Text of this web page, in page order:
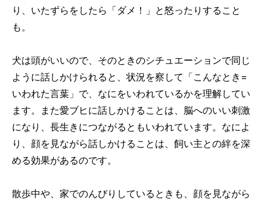
り、いたずらをしたら「ダメ！」と怒ったりすること
も。
犬は頭がいいので、そのときのシチュエーションで同じ
ように話しかけられると、状況を察して「こんなとき=
いわれた言葉」で、なにをいわれているかを理解してい
ます。また愛ブヒに話しかけることは、脳へのいい刺激
になり、長生きにつながるともいわれています。なによ
り、顔を見ながら話しかけることは、飼い主との絆を深
める効果があるのです。
散歩中や、家でのんびりしているときも、顔を見ながら